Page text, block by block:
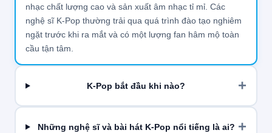
nhạc chất lượng cao và sản xuất âm nhạc tỉ mỉ. Các
nghệ sĩ K-Pop thường trải qua quá trình đào tạo nghiêm
ngặt trước khi ra mắt và có một lượng fan hâm mộ toàn
cầu tận tâm.
K-Pop bắt đầu khi nào?
Những nghệ sĩ và bài hát K-Pop nổi tiếng là ai?